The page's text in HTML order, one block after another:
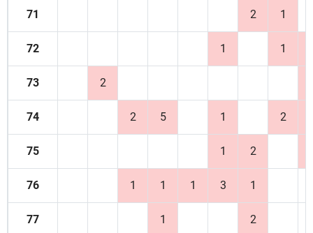
71 2 1
72 1 1
73 2
74 2 5 1 2
75 1 2
76 1 1 1 3 1
77 1 2